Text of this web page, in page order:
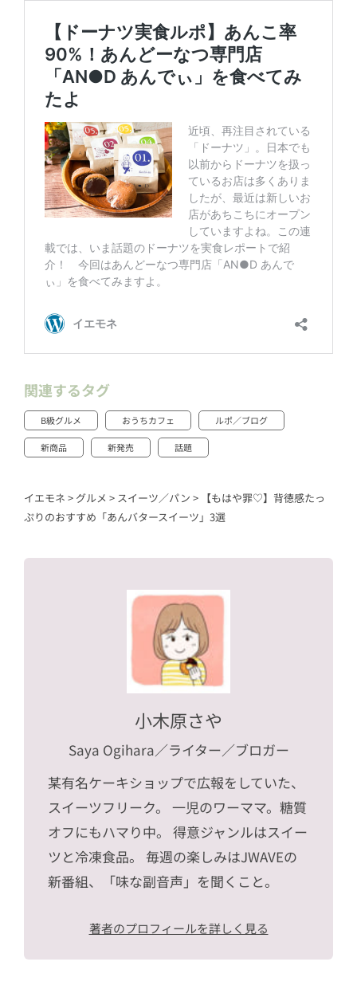
関連するタグ
B級グルメ おうちカフェ ルポ／ブログ
新商品 新発売 話題
イエモネ > グルメ > スイーツ／パン > 【もはや罪♡】背徳感たっ
ぷりのおすすめ「あんバタースイーツ」3選
小木原さや
Saya Ogihara／ライター／ブロガー
某有名ケーキショップで広報をしていた、
スイーツフリーク。 一児のワーママ。糖質
オフにもハマり中。 得意ジャンルはスイー
ツと冷凍食品。 毎週の楽しみはJWAVEの
新番組、「味な副音声」を聞くこと。
著者のプロフィールを詳しく見る